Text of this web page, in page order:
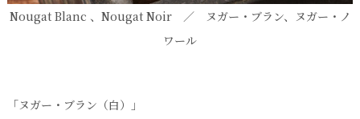
Nougat Blanc 、Nougat Noir ／ ヌガー・ブラン、ヌガー・ノ
ワール
「ヌガー・ブラン（白）」